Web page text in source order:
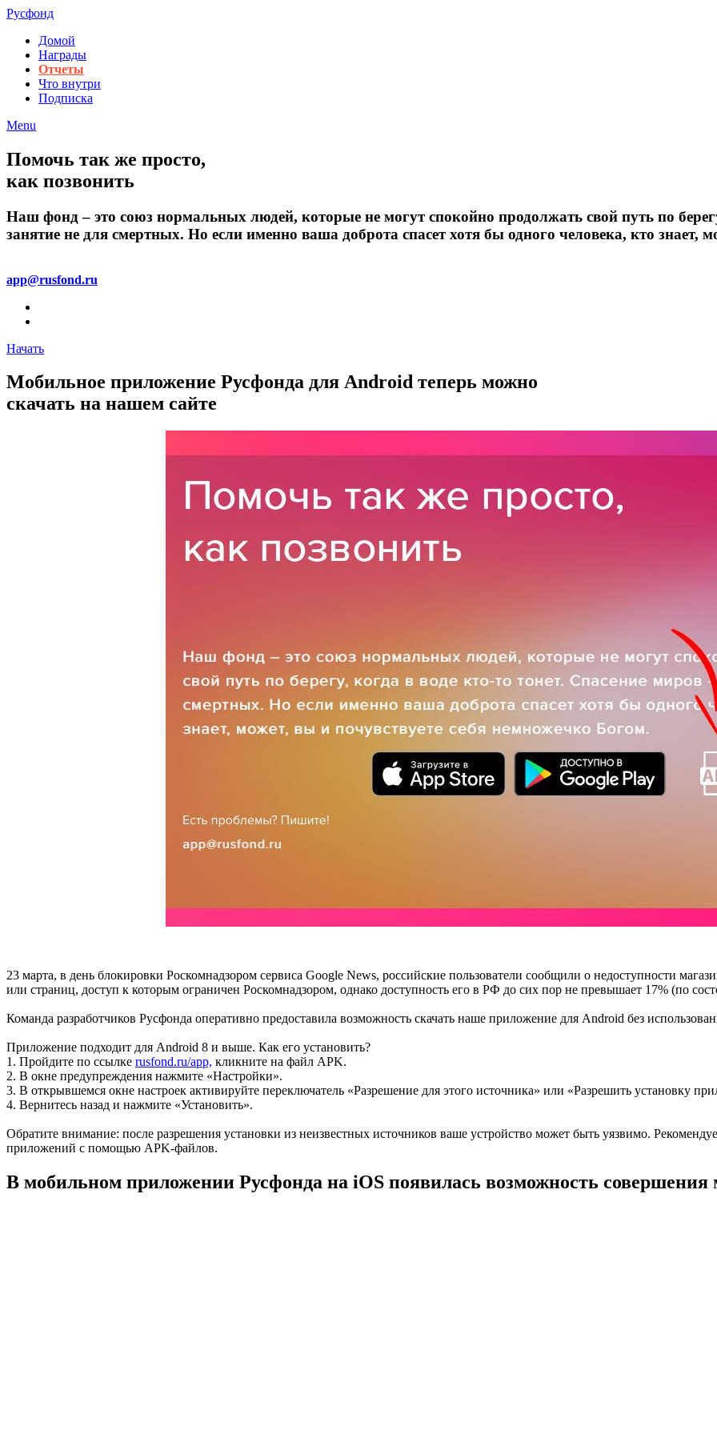
Русфонд
Домой
Награды
Отчеты
Что внутри
Подписка
Menu
Помочь так же просто,
как позвонить
Наш фонд – это союз нормальных людей, которые не могут спокойно продолжать свой путь по
занятие не для смертных. Но если именно ваша доброта спасет хотя бы одного человека, кто знает,
app@rusfond.ru
Начать
Мобильное приложение Русфонда для Android теперь можно
скачать на нашем сайте
23 марта, в день блокировки Роскомнадзором сервиса Google News, российские пользователи сообщили о недоступности
или страниц, доступ к которым ограничен Роскомнадзором, однако доступность его в РФ до сих пор не превышает 17% (по
Команда разработчиков Русфонда оперативно предоставила возможность скачать наше приложение для Android без
Приложение подходит для Android 8 и выше. Как его установить?
1. Пройдите по ссылке rusfond.ru/app, кликните на файл APK.
2. В окне предупреждения нажмите «Настройки».
3. В открывшемся окне настроек активируйте переключатель «Разрешение для этого источника» или «Разрешить установку
4. Вернитесь назад и нажмите «Установить».
Обратите внимание: после разрешения установки из неизвестных источников ваше устройство может быть уязвимо.
приложений с помощью APK‑файлов.
В мобильном приложении Русфонда на iOS появилась возможность совершения